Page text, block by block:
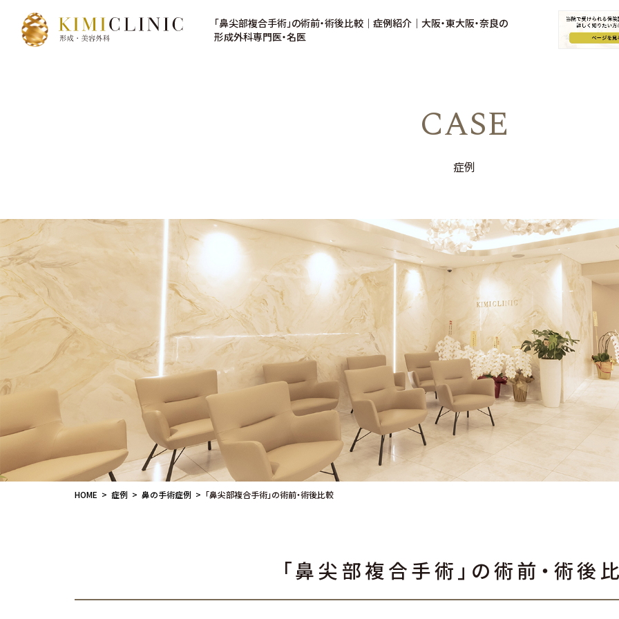
「鼻尖部複合手術」の術前・術後比較｜症例紹介｜大阪・東大阪・奈良の
形成外科専門医・名医
CASE
症例
HOME 症例 鼻の手術症例 「鼻尖部複合手術」の術前・術後比較
「鼻尖部複合手術」の術前・術後